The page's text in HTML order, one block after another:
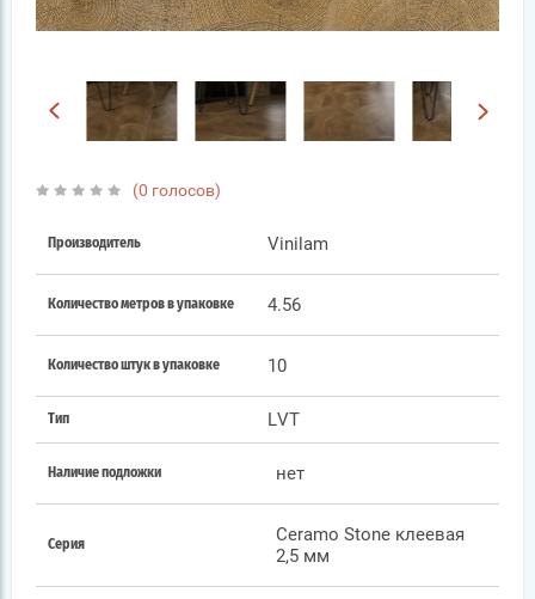
(0 голосов)
Производитель Vinilam
Количество метров в упаковке 4.56
Количество штук в упаковке 10
Тип LVT
Наличие подложки нет
Серия
Ceramo Stone клеевая
2,5 мм